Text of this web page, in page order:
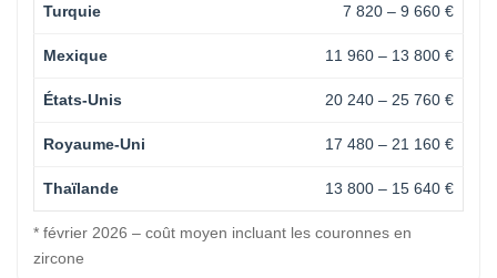
Turquie 7 820 – 9 660 €
Mexique 11 960 – 13 800 €
États-Unis 20 240 – 25 760 €
Royaume-Uni 17 480 – 21 160 €
Thaïlande 13 800 – 15 640 €
* février 2026 – coût moyen incluant les couronnes en
zircone